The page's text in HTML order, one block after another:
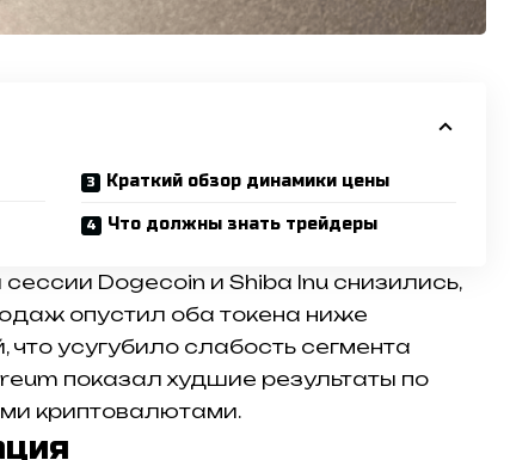
Краткий обзор динамики цены
Что должны знать трейдеры
сессии Dogecoin и Shiba Inu снизились,
опустил оба токена ниже
что усугубило слабость сегмента
показал худшие результаты по
криптовалютами.